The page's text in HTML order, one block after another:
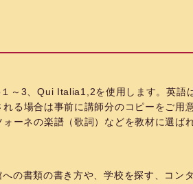
～3、Qui Italia1,2を使用します。英語
る場合は事前に講師分のコピーをご用
ーネの楽譜（歌詞）などを教材に選ば
の書類の書き方や、学校を探す、コン